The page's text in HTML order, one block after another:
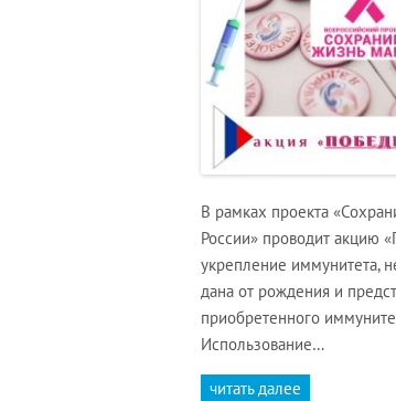
В рамках проекта
России» проводит акцию
укрепление иммунитета,
дана от рождения и
приобретенного
Использование…
читать далее